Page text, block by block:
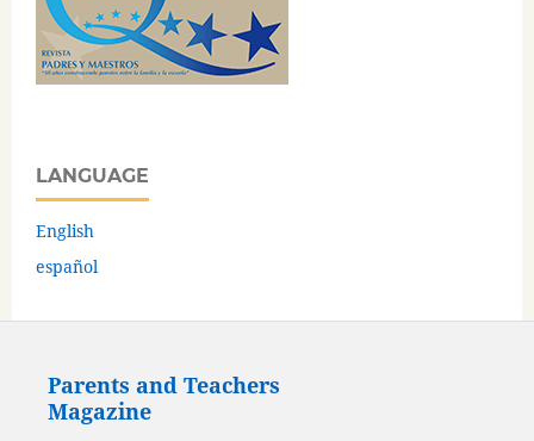
LANGUAGE
English
español
Parents and Teachers
Magazine